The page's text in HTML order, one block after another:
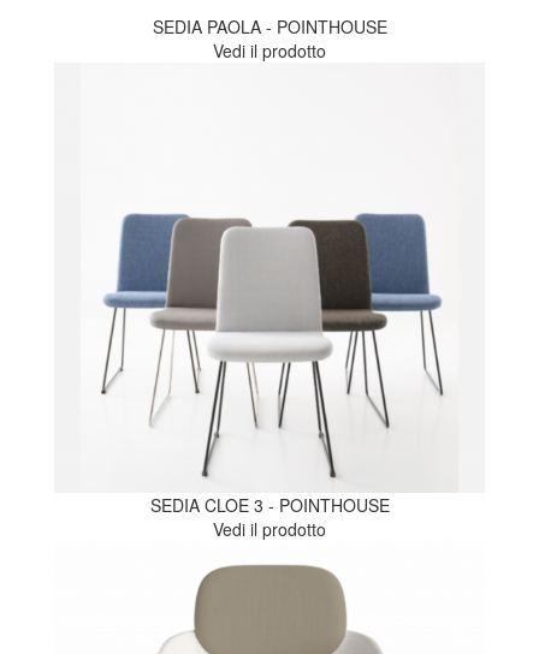
SEDIA PAOLA - POINTHOUSE
Vedi il prodotto
SEDIA CLOE 3 - POINTHOUSE
Vedi il prodotto